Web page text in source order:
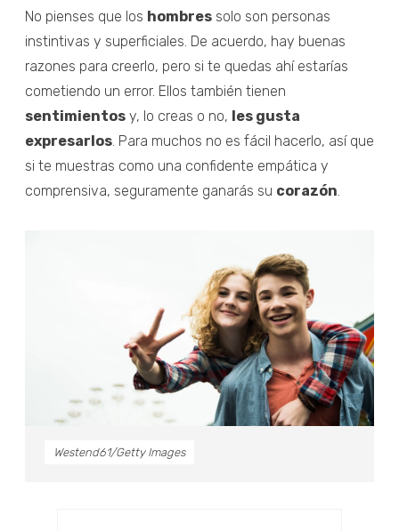
No pienses que los hombres solo son personas
instintivas y superficiales. De acuerdo, hay buenas
razones para creerlo, pero si te quedas ahí estarías
cometiendo un error. Ellos también tienen
sentimientos y, lo creas o no, les gusta
expresarlos . Para muchos no es fácil hacerlo, así que
si te muestras como una confidente empática y
comprensiva, seguramente ganarás su corazón
Westend61/Getty Images